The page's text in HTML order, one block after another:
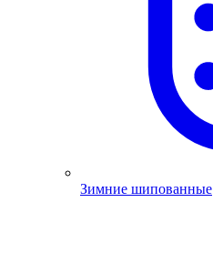
Зимние шипованные